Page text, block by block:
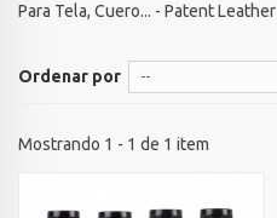
Para Tela, Cuero... - Patent Leather
Ordenar por --
Mostrando 1 - 1 de 1 item